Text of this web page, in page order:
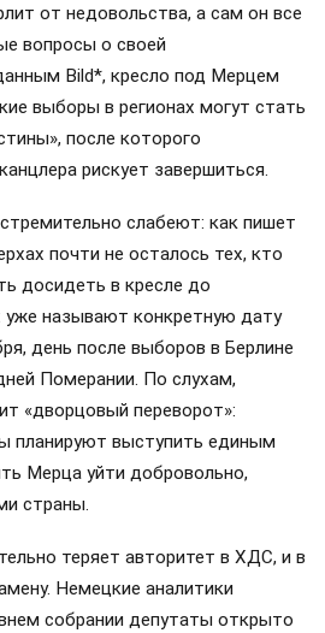
от недовольства, а сам он все
вопросы о своей
Bild*, кресло под Мерцем
выборы в регионах могут стать
после которого
рискует завершиться.
слабеют: как пишет
почти не осталось тех, кто
досидеть в кресле до
уже называют конкретную дату
день после выборов в Берлине
Померании. По слухам,
«дворцовый переворот»:
планируют выступить единым
Мерца уйти добровольно,
страны.
теряет авторитет в ХДС, и в
Немецкие аналитики
собрании депутаты открыто